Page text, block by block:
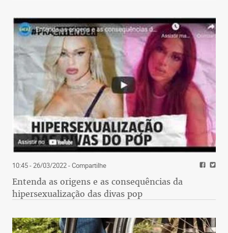
10:45 - 26/03/2022- Compartilhe
Entenda as origens e as consequências da
hipersexualização das divas pop